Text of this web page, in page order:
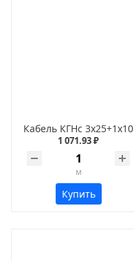
Кабель КГНс 3х25+1х10
1 071.93 ₽
м
Купить